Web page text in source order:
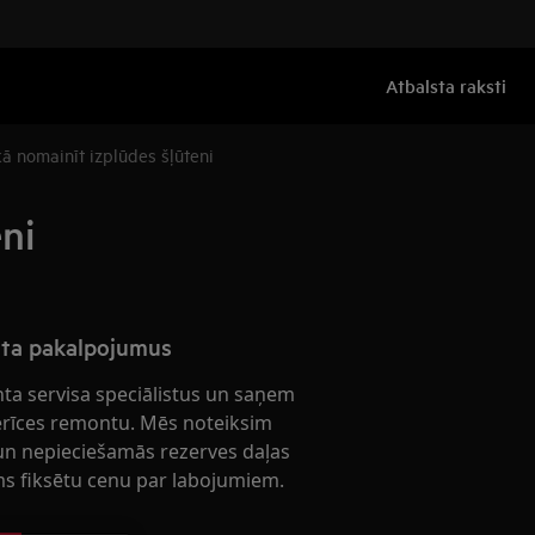
Atbalsta raksti
nomainīt izplūdes šļūteni
pakalpojumus
servisa speciālistus un saņem
remontu. Mēs noteiksim
nepieciešamās rezerves daļas
fiksētu cenu par labojumiem.